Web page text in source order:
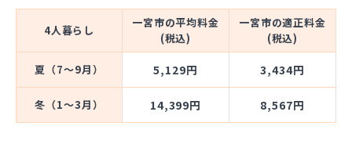
4人暮らし
一宮市の平均料金
(税込)
一宮市の適正料金
(税込)
夏（7～9月） 5,129円 3,434円
冬（1～3月） 14,399円 8,567円